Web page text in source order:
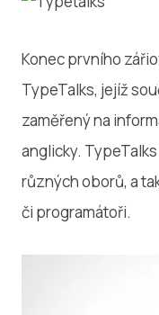
Konec prvního
TypeTalks, jejíž
zaměřený na
anglicky.
různých oborů, a
či programátoři.